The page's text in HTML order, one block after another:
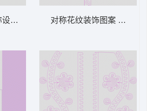
计 绳绣 盘带 链目绣 特对称花纹装饰图案 绳绣